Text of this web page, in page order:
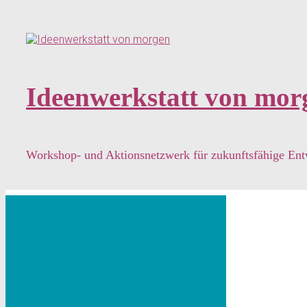
springen
Ideenwerkstatt von
Workshop- und Aktionsnetzwerk für zukunftsfähige